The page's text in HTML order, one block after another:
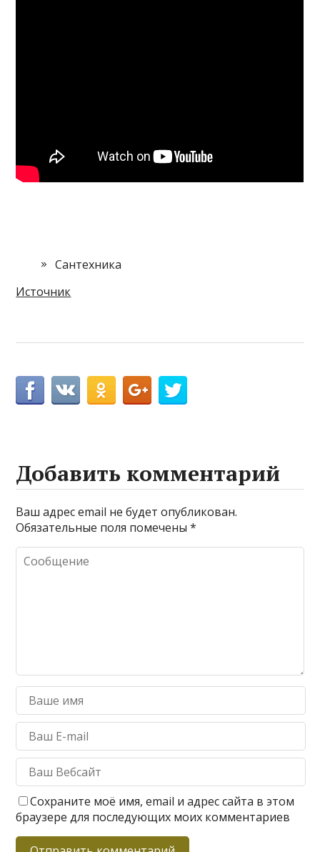
Сантехника
Источник
Добавить комментарий
Ваш адрес email не будет опубликован.
Обязательные поля помечены*
Сохраните моё имя, email и адрес сайта в этом
браузере для последующих моих комментариев